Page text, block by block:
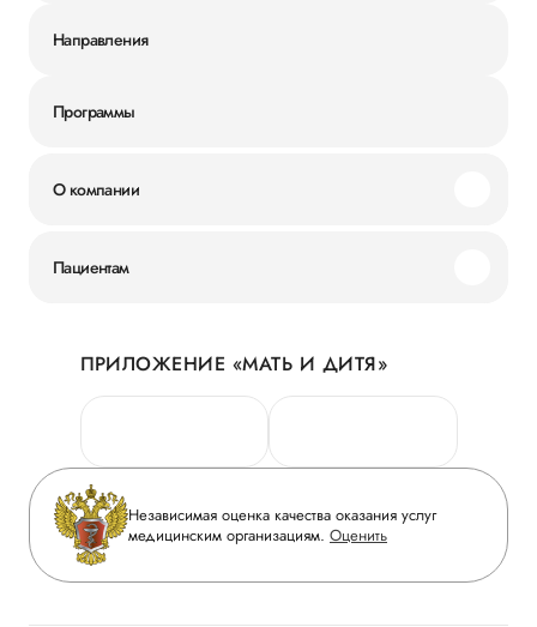
Направления
Программы
О компании
Новости
Руководство
Сотрудничество
Инвесторам
Журнал «Мать и дитя»
Вакансии
Медицинский туризм
Пациентам
Личный кабинет
Персональные данные
Горячая линия качества
Вопрос-ответ
Приложение пациента
Статьи
ПРИЛОЖЕНИЕ «МАТЬ И ДИТЯ»
Независимая оценка качества оказания услуг
медицинским организациям. Оценить